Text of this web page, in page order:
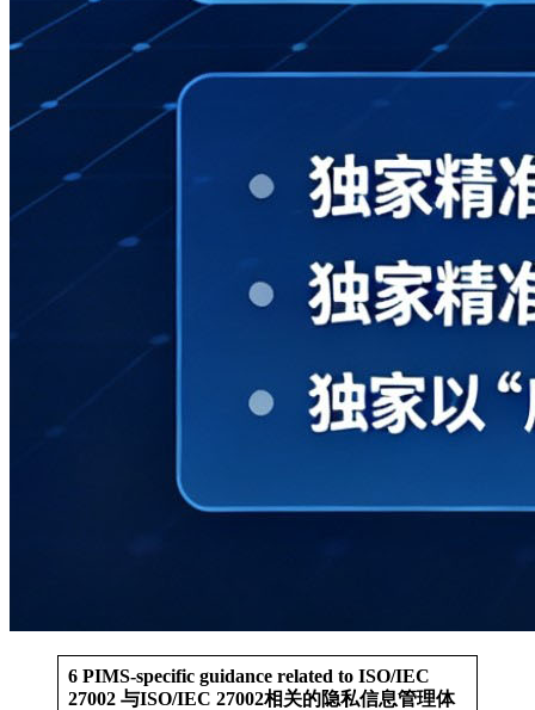
6 PIMS-specific guidance related to ISO/IEC
27002 与ISO/IEC 27002相关的隐私信息管理体